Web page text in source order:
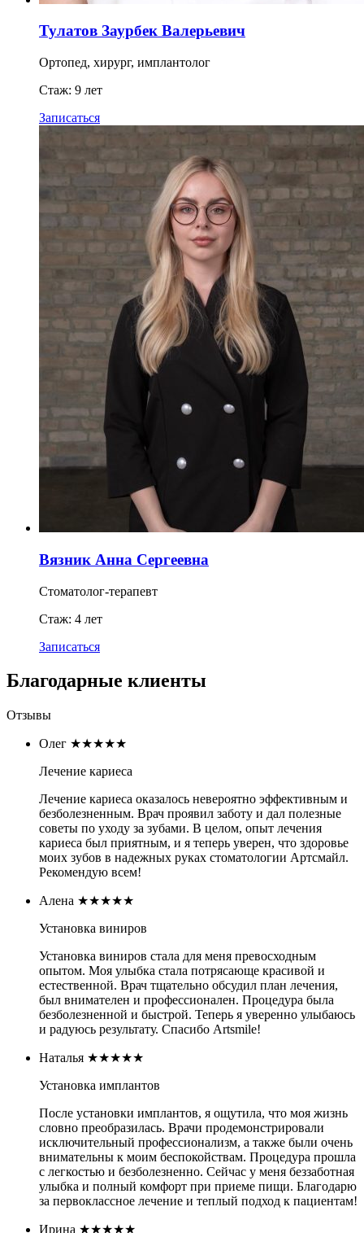
Тулатов Заурбек Валерьевич
Ортопед, хирург, имплантолог
Стаж: 9 лет
Записаться
Вязник Анна Сергеевна
Стоматолог-терапевт
Стаж: 4 лет
Записаться
Благодарные клиенты
Отзывы
Олег ★★★★★
Лечение кариеса
Лечение кариеса оказалось невероятно эффективным и
безболезненным. Врач проявил заботу и дал полезные
советы по уходу за зубами. В целом, опыт лечения
кариеса был приятным, и я теперь уверен, что здоровье
моих зубов в надежных руках стоматологии Артсмайл.
Рекомендую всем!
Алена ★★★★★
Установка виниров
Установка виниров стала для меня превосходным
опытом. Моя улыбка стала потрясающе красивой и
естественной. Врач тщательно обсудил план лечения,
был внимателен и профессионален. Процедура была
безболезненной и быстрой. Теперь я уверенно улыбаюсь
и радуюсь результату. Спасибо Artsmile!
Наталья ★★★★★
Установка имплантов
После установки имплантов, я ощутила, что моя жизнь
словно преобразилась. Врачи продемонстрировали
исключительный профессионализм, а также были очень
внимательны к моим беспокойствам. Процедура прошла
с легкостью и безболезненно. Сейчас у меня беззаботная
улыбка и полный комфорт при приеме пищи. Благодарю
за первоклассное лечение и теплый подход к пациентам!
Ирина ★★★★★